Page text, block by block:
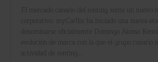
El mercado canario del renting suma un nuevo
corporativo. myCarflix ha iniciado una nueva
denominarse oficialmente Domingo Alonso
evolución de marca con la que el grupo canario
actividad de renting...